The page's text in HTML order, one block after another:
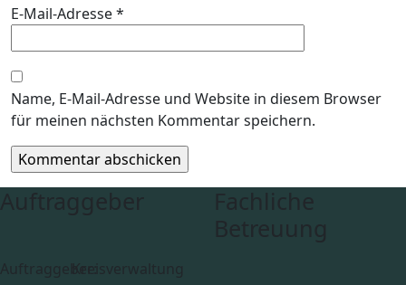
E-Mail-Adresse*
Name, E-Mail-Adresse und Website in diesem Browser
für meinen nächsten Kommentar speichern.